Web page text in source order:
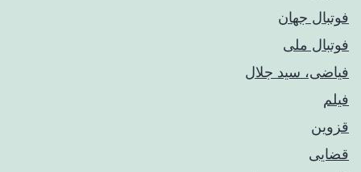
فوتبال جهان
فوتبال ملی
فیاضی، سید جلال
فیلم
قزوین
قضایی